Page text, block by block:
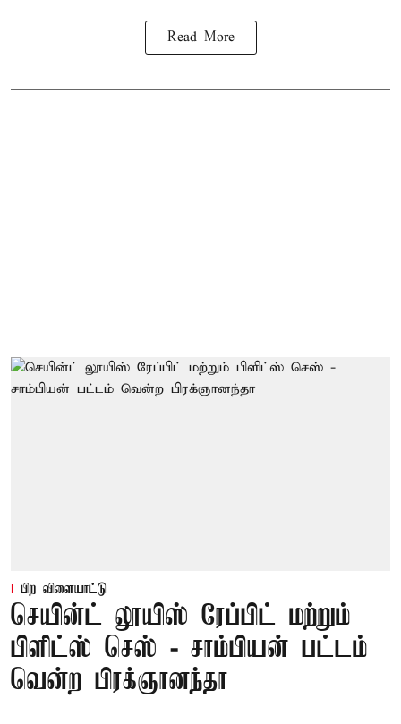
Read More
பிற விளையாட்டு
செயின்ட் லூயிஸ் ரேப்பிட் மற்றும்
பிளிட்ஸ் செஸ் - சாம்பியன் பட்டம்
வென்ற பிரக்ஞானந்தா